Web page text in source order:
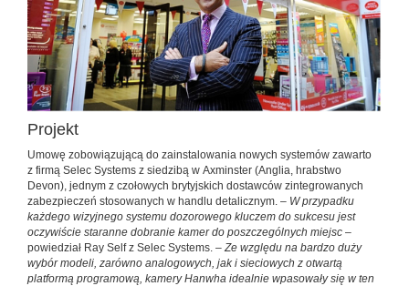
Projekt
Umowę zobowiązującą do zainstalowania nowych systemów zawarto
z firmą Selec Systems z siedzibą w Axminster (Anglia, hrabstwo
Devon), jednym z czołowych brytyjskich dostawców zintegrowanych
zabezpieczeń stosowanych w handlu detalicznym. – W przypadku
każdego wizyjnego systemu dozorowego kluczem do sukcesu jest
oczywiście staranne dobranie kamer do poszczególnych miejsc –
powiedział Ray Self z Selec Systems. – Ze względu na bardzo duży
wybór modeli, zarówno analogowych, jak i sieciowych z otwartą
platformą programową, kamery Hanwha idealnie wpasowały się w ten